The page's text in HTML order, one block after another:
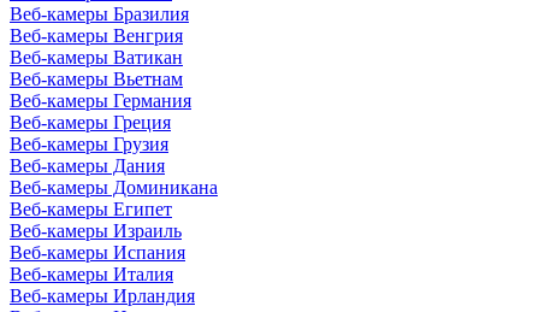
Веб-камеры Бразилия
Веб-камеры Венгрия
Веб-камеры Ватикан
Веб-камеры Вьетнам
Веб-камеры Германия
Веб-камеры Греция
Веб-камеры Грузия
Веб-камеры Дания
Веб-камеры Доминикана
Веб-камеры Египет
Веб-камеры Израиль
Веб-камеры Испания
Веб-камеры Италия
Веб-камеры Ирландия